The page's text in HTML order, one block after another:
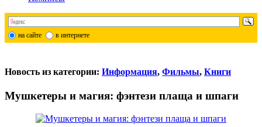
на сайте в интернете
Новость из категории: Информация, Фильмы, Книги
Мушкетеры и магия: фэнтези плаща и шпаги